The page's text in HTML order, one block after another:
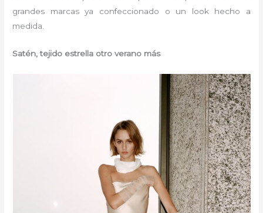
grandes marcas ya confeccionado o un look hecho a
medida.
Satén, tejido estrella otro verano más